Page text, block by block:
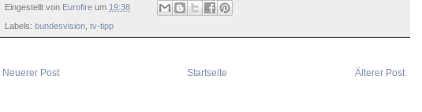
Eingestellt von Eurofire um 19:38
Labels: bundesvision tv-tipp
Neuerer Post Älterer Post
Startseite